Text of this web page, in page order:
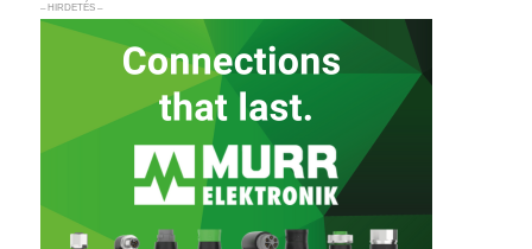
– HIRDETÉS –